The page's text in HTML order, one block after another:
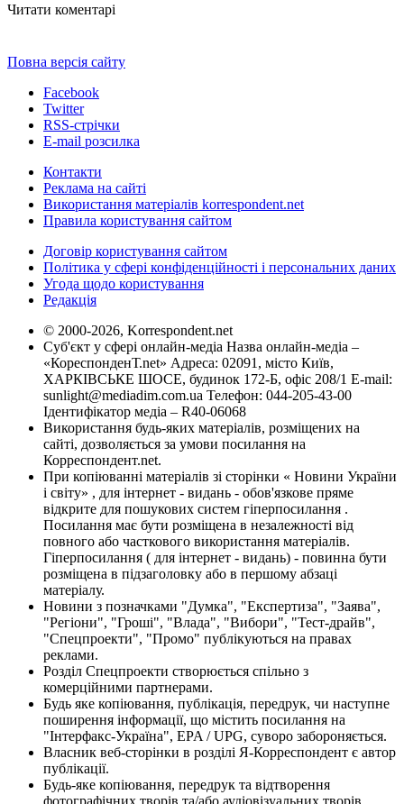
Читати коментарі
Повна версія сайту
Facebook
Twitter
RSS-стрічки
E-mail розсилка
Контакти
Реклама на сайті
Використання матеріалів korrespondent.net
Правила користування сайтом
Договір користування сайтом
Політика у сфері конфіденційності і персональних даних
Угода щодо користування
Редакція
© 2000-2026, Korrespondent.net
Суб'єкт у сфері онлайн-медіа Назва онлайн-медіа –
«КореспонденТ.net» Адреса: 02091, місто Київ,
ХАРКІВСЬКЕ ШОСЕ, будинок 172-Б, офіс 208/1 E-mail:
sunlight@mediadim.com.ua Телефон: 044-205-43-00
Ідентифікатор медіа – R40-06068
Використання будь-яких матеріалів, розміщених на
сайті, дозволяється за умови посилання на
Корреспондент.net.
При копіюванні матеріалів зі сторінки « Новини України
і світу» , для інтернет - видань - обов'язкове пряме
відкрите для пошукових систем гіперпосилання .
Посилання має бути розміщена в незалежності від
повного або часткового використання матеріалів.
Гіперпосилання ( для інтернет - видань) - повинна бути
розміщена в підзаголовку або в першому абзаці
матеріалу.
Новини з позначками "Думка", "Експертиза", "Заява",
"Регіони", "Гроші", "Влада", "Вибори", "Тест-драйв",
"Спецпроекти", "Промо" публікуються на правах
реклами.
Розділ Спецпроекти створюється спільно з
комерційними партнерами.
Будь яке копіювання, публікація, передрук, чи наступне
поширення інформації, що містить посилання на
"Інтерфакс-Україна", EPA / UPG, суворо забороняється.
Власник веб-сторінки в розділі Я-Корреспондент є автор
публікації.
Будь-яке копіювання, передрук та відтворення
фотографічних творів та/або аудіовізуальних творів